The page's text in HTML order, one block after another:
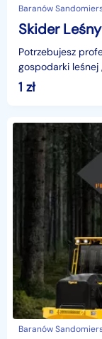
Baranów
Skider
Potrzebujesz
gospodarki
!Oferujmy Skider
1 zł
Baranów